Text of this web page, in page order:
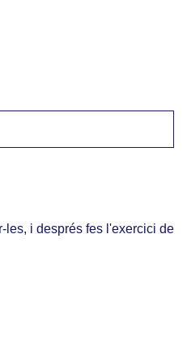
les, i després fes l'exercici de